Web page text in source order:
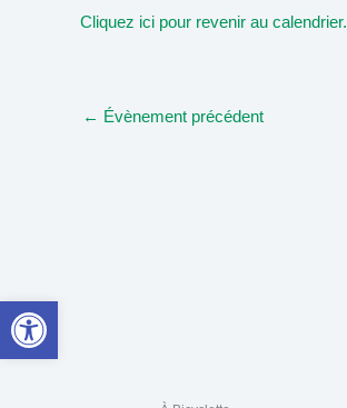
Ouvrir la barre d’outils
Cliquez ici pour revenir au calendrier.
← Évènement précédent